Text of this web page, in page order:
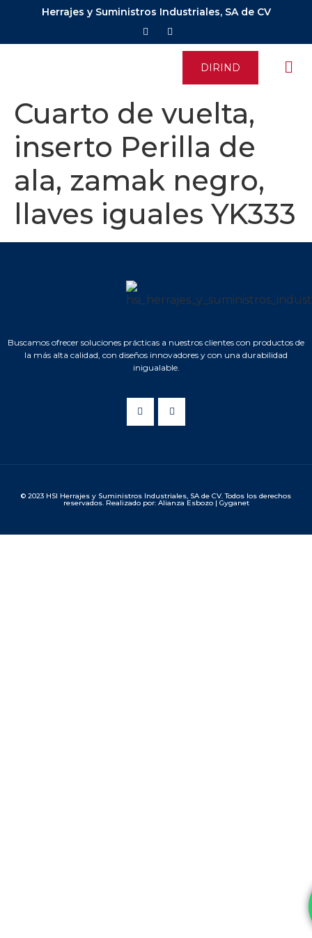
Herrajes y Suministros Industriales, SA de CV
DIRIND
Cuarto de vuelta,
inserto Perilla de
ala, zamak negro,
llaves iguales YK333
Buscamos ofrecer soluciones prácticas a nuestros clientes con productos de
la más alta calidad, con diseños innovadores y con una durabilidad
inigualable.
© 2023 HSI Herrajes y Suministros Industriales, SA de CV. Todos los derechos
reservados. Realizado por: Alianza Esbozo | Gyganet